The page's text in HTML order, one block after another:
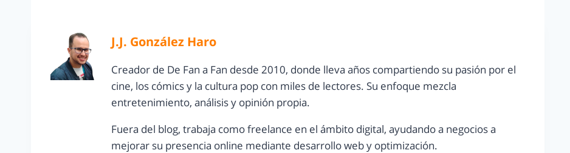
J.J. González Haro
Creador de De Fan a Fan desde 2010, donde lleva años compartiendo su pasión por el
cine, los cómics y la cultura pop con miles de lectores. Su enfoque mezcla
entretenimiento, análisis y opinión propia.
Fuera del blog, trabaja como freelance en el ámbito digital, ayudando a negocios a
mejorar su presencia online mediante desarrollo web y optimización.